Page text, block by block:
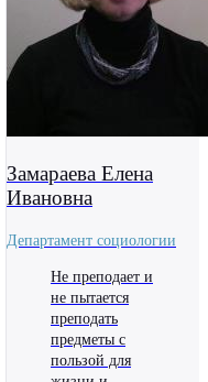
Замараева Елена
Ивановна
Департамент социологии
Не преподает и
не пытается
преподать
предметы с
пользой для